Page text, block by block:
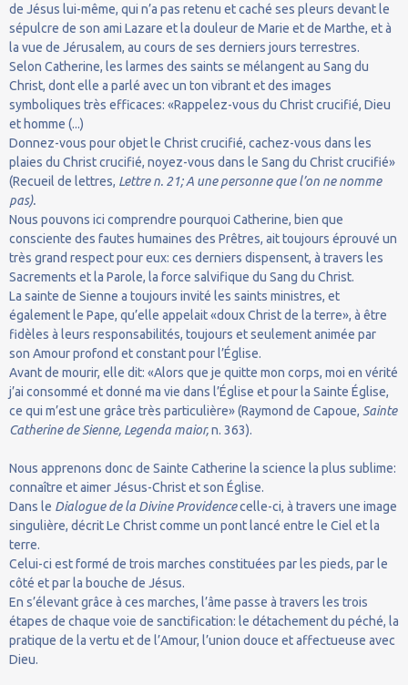
de Jésus lui-même, qui n’a pas retenu et caché ses pleurs devant le
sépulcre de son ami Lazare et la douleur de Marie et de Marthe, et à
la vue de Jérusalem, au cours de ses derniers jours terrestres.
Selon Catherine, les larmes des saints se mélangent au Sang du
Christ, dont elle a parlé avec un ton vibrant et des images
symboliques très efficaces: «Rappelez-vous du Christ crucifié, Dieu
et homme (...)
Donnez-vous pour objet le Christ crucifié, cachez-vous dans les
plaies du Christ crucifié, noyez-vous dans le Sang du Christ crucifié»
(Recueil de lettres, Lettre n. 21; A une personne que l’on ne nomme
pas).
Nous pouvons ici comprendre pourquoi Catherine, bien que
consciente des fautes humaines des Prêtres, ait toujours éprouvé un
très grand respect pour eux: ces derniers dispensent, à travers les
Sacrements et la Parole, la force salvifique du Sang du Christ.
La sainte de Sienne a toujours invité les saints ministres, et
également le Pape, qu’elle appelait «doux Christ de la terre», à être
fidèles à leurs responsabilités, toujours et seulement animée par
son Amour profond et constant pour l’Église.
Avant de mourir, elle dit: «Alors que je quitte mon corps, moi en vérité
j’ai consommé et donné ma vie dans l’Église et pour la Sainte Église,
ce qui m’est une grâce très particulière» (Raymond de Capoue, Sainte
Catherine de Sienne, Legenda maior,n. 363).
Nous apprenons donc de Sainte Catherine la science la plus sublime:
connaître et aimer Jésus-Christ et son Église.
Dans le Dialogue de la Divine Providencecelle-ci, à travers une image
singulière, décrit Le Christ comme un pont lancé entre le Ciel et la
terre.
Celui-ci est formé de trois marches constituées par les pieds, par le
côté et par la bouche de Jésus.
En s’élevant grâce à ces marches, l’âme passe à travers les trois
étapes de chaque voie de sanctification: le détachement du péché, la
pratique de la vertu et de l’Amour, l’union douce et affectueuse avec
Dieu.